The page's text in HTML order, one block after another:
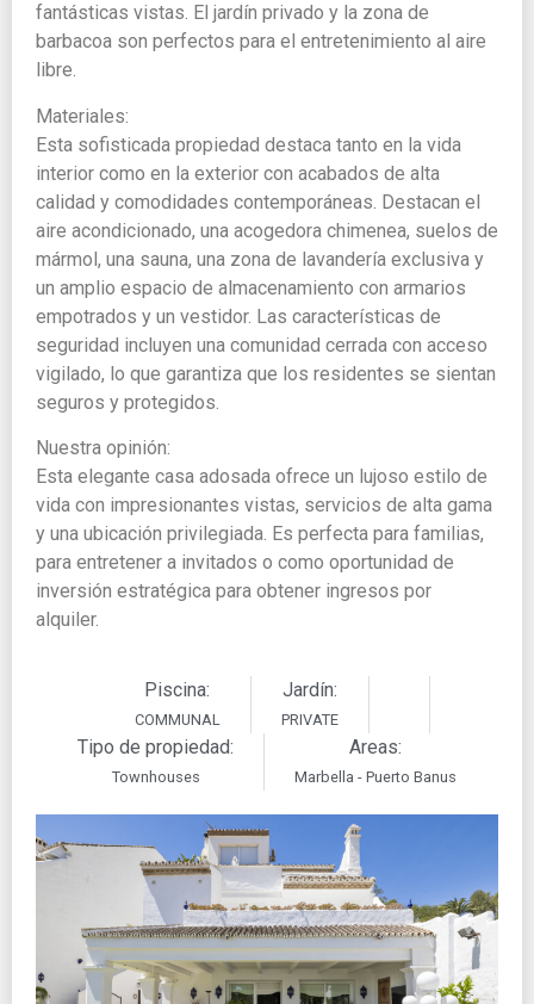
fantásticas vistas. El jardín privado y la zona de
barbacoa son perfectos para el entretenimiento al aire
libre.
Materiales:
Esta sofisticada propiedad destaca tanto en la vida
interior como en la exterior con acabados de alta
calidad y comodidades contemporáneas. Destacan el
aire acondicionado, una acogedora chimenea, suelos de
mármol, una sauna, una zona de lavandería exclusiva y
un amplio espacio de almacenamiento con armarios
empotrados y un vestidor. Las características de
seguridad incluyen una comunidad cerrada con acceso
vigilado, lo que garantiza que los residentes se sientan
seguros y protegidos.
Nuestra opinión:
Esta elegante casa adosada ofrece un lujoso estilo de
vida con impresionantes vistas, servicios de alta gama
y una ubicación privilegiada. Es perfecta para familias,
para entretener a invitados o como oportunidad de
inversión estratégica para obtener ingresos por
alquiler.
Piscina:
COMMUNAL
Jardín:
PRIVATE
Tipo de propiedad:
Townhouses
Areas:
Marbella - Puerto Banus